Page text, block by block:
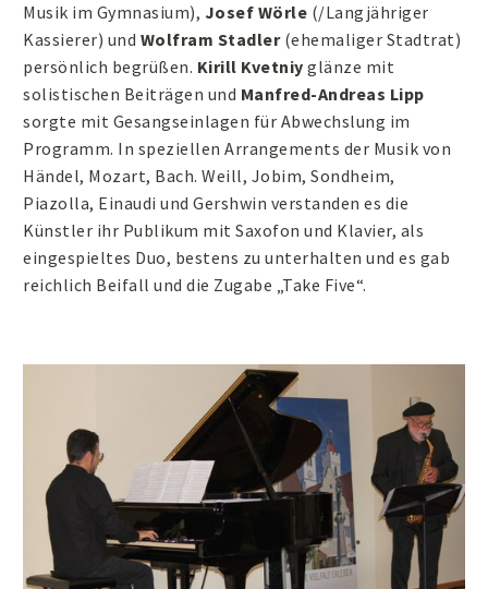
Musik im Gymnasium), Josef Wörle (/Langjähriger
Kassierer) und Wolfram Stadler(ehemaliger Stadtrat)
persönlich begrüßen. Kirill Kvetniy glänze mit
solistischen Beiträgen und Manfred-Andreas Lipp
sorgte mit Gesangseinlagen für Abwechslung im
Programm. In speziellen Arrangements der Musik von
Händel, Mozart, Bach. Weill, Jobim, Sondheim,
Piazolla, Einaudi und Gershwin verstanden es die
Künstler ihr Publikum mit Saxofon und Klavier, als
eingespieltes Duo, bestens zu unterhalten und es gab
reichlich Beifall und die Zugabe „Take Five“.